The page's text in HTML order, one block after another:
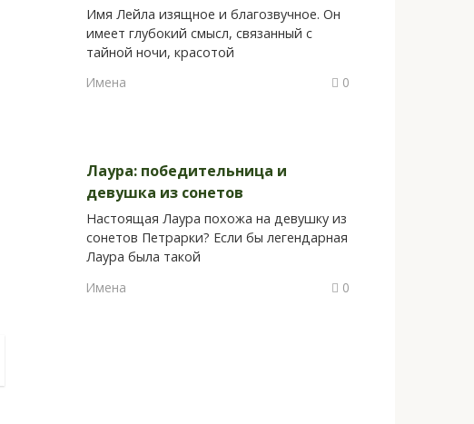
Имя Лейла изящное и благозвучное. Он
имеет глубокий смысл, связанный с
тайной ночи, красотой
Имена
0
Лаура: победительница и
девушка из сонетов
Настоящая Лаура похожа на девушку из
сонетов Петрарки? Если бы легендарная
Лаура была такой
Имена
0